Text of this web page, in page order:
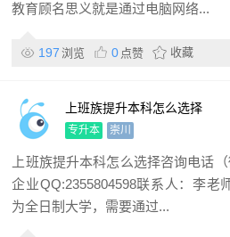
教育顾名思义就是通过电脑网络...
197 浏览 0 点赞 收藏
上班族提升本科怎么选择
专升本 崇川
上班族提升本科怎么选择咨询电话
企业QQ:2355804598联系人：李老
为全日制大学，需要通过...